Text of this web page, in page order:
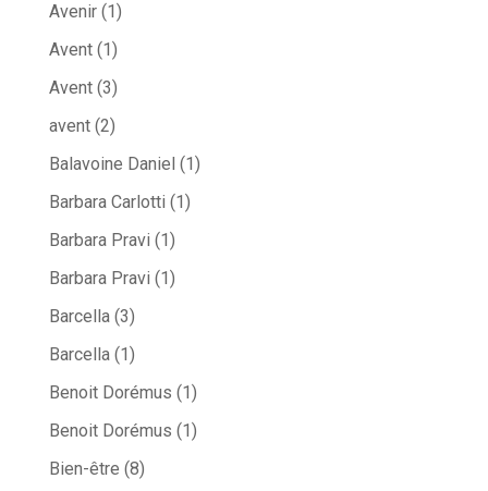
Avenir(1)
Avent(1)
Avent(3)
avent(2)
Balavoine Daniel (1)
Barbara Carlotti (1)
Barbara Pravi (1)
Barbara Pravi (1)
Barcella(3)
Barcella(1)
Benoit Dorémus (1)
Benoit Dorémus (1)
Bien-être (8)